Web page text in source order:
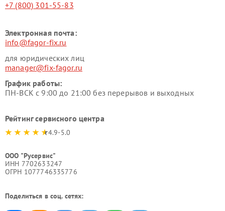
+7 (800) 301-55-83
Электронная почта:
info@fagor-fix.ru
для юридических лиц
manager@fix-fagor.ru
График работы:
ПН-ВСК с 9:00 до 21:00 без перерывов и выходных
Рейтинг сервисного центра
4.9-5.0
ООО "Русервис"
ИНН 7702633247
ОГРН 1077746335776
Поделиться в соц. сетях: